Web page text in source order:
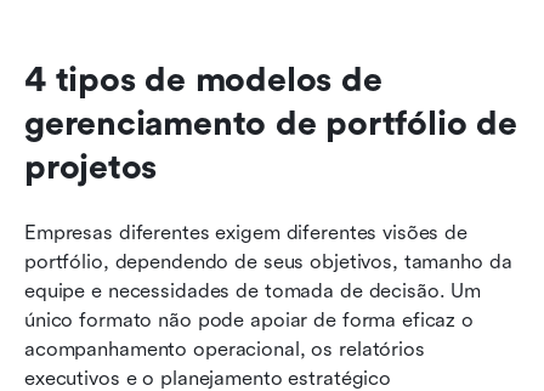
4 tipos de modelos de
gerenciamento de portfólio de
projetos
Empresas diferentes exigem diferentes visões de
portfólio, dependendo de seus objetivos, tamanho da
equipe e necessidades de tomada de decisão. Um
único formato não pode apoiar de forma eficaz o
acompanhamento operacional, os relatórios
executivos e o planejamento estratégico